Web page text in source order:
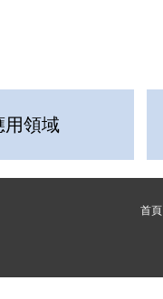
用領域
首頁